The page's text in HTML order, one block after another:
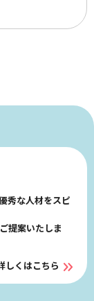
秀な人材をスピ
提案いたしま
しくはこちら